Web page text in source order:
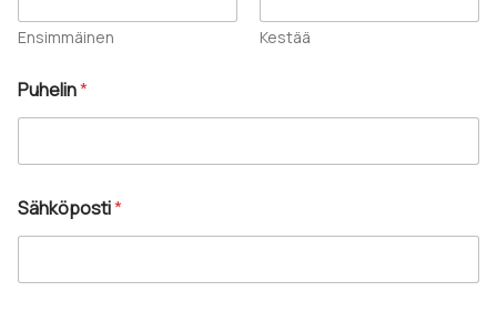
ö
p
s
t
i
i
s
i
u
Ensimmäinen Kestää
Puhelin*
Sähköposti*